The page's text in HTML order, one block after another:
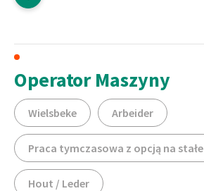
Operator Maszyny
Wielsbeke Arbeider
Praca tymczasowa z opcją na stałe
Hout / Leder